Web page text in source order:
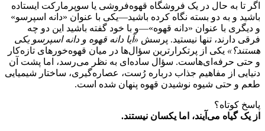
اگر تا به حال در یک فروشگاه قهوه‌فروشی یا سوپرمارکت ایستاده
باشید و به دو بسته نگاه کرده باشید—یکی با عنوان «دانه اسپرسو»
و دیگری با عنوان «دانه قهوه»—و با خود گفته باشید این دو چه
فرقی دارند، تنها نیستید. پرسش «آیا دانه قهوه و دانه اسپرسو یکی
هستند؟» یکی از پرتکرارترین سؤال‌ها در میان قهوه‌خورهای تازه‌کار
و حتی حرفه‌ای‌هاست. سؤال ساده‌ای به نظر می‌رسد، اما پشت آن
دنیایی از مفاهیم جذاب درباره رُست، عصاره‌گیری، ساختار شیمیایی
طعم و حتی شیوه نوشیدن قهوه پنهان شده است.
پاسخ کوتاه؟
از یک گیاه می‌آیند، اما یکسان نیستند.